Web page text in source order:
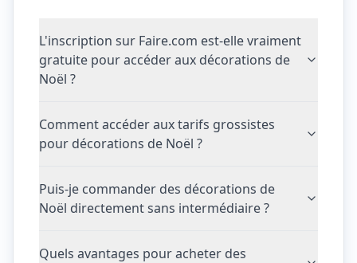
L'inscription sur Faire.com est-elle vraiment
gratuite pour accéder aux décorations de
Noël ?
Comment accéder aux tarifs grossistes
pour décorations de Noël ?
Puis-je commander des décorations de
Noël directement sans intermédiaire ?
Quels avantages pour acheter des